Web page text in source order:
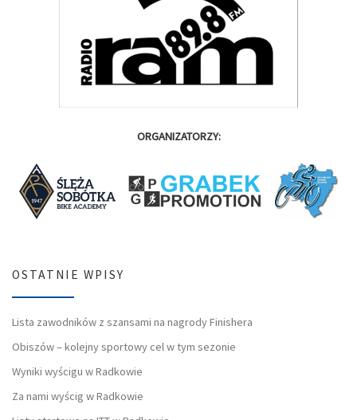
ORGANIZATORZY:
OSTATNIE WPISY
Lista zawodników z szansami na nagrody Finishera
Obiszów – kolejny sportowy cel w tym sezonie
Wyniki wyścigu w Radkowie
Za nami wyścig w Radkowie